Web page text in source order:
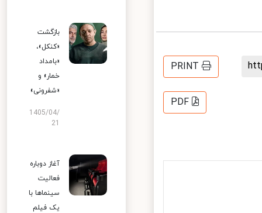
PRINT
PDF
بازگشت
«کنکل»،
«بامداد
خمار» و
«شفرونی»
1405/04/
آغاز دوباره
فعالیت
سینماها با
یک فیلم